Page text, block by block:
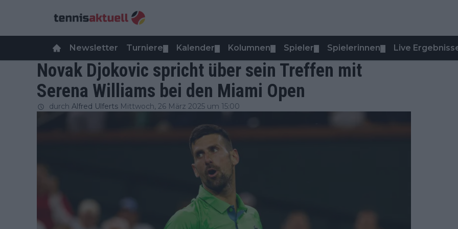
Newsletter Turniere Kalender Kolumnen Spieler Spielerinnen Live
Novak Djokovic spricht über sein Treffen mit
Serena Williams bei den Miami Open
durch Alfred Ulferts Mittwoch, 26 März 2025 um 15:00